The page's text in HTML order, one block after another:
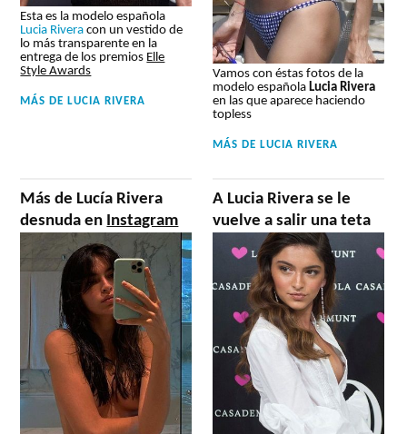
Esta es la modelo española
Lucia Rivera con un vestido de
lo más transparente en la
entrega de los premios Elle
Style Awards
MÁS DE LUCIA RIVERA
Vamos con éstas fotos de la
modelo española Lucia Rivera
en las que aparece haciendo
topless
MÁS DE LUCIA RIVERA
Más de Lucía Rivera
desnuda en Instagram
A Lucia Rivera se le
vuelve a salir una teta